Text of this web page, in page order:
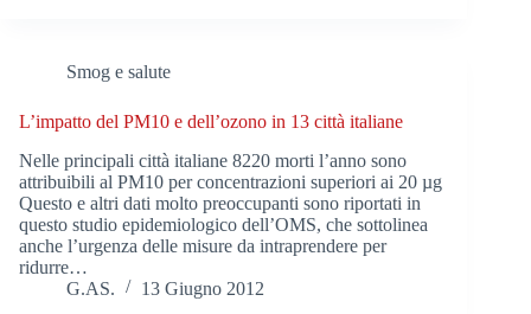
Smog e salute
L’impatto del PM10 e dell’ozono in 13 città italiane
Nelle principali città italiane 8220 morti l’anno sono
attribuibili al PM10 per concentrazioni superiori ai 20 µg
Questo e altri dati molto preoccupanti sono riportati in
questo studio epidemiologico dell’OMS, che sottolinea
anche l’urgenza delle misure da intraprendere per
ridurre…
G.AS.
13 Giugno 2012